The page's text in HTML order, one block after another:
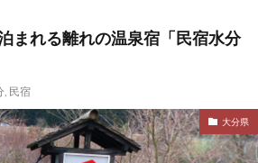
まれる離れの温泉宿「民宿水分
, 民宿
大分県